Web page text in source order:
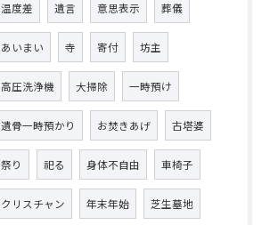
温度差 遺言 意思表示 葬儀
あいまい 寺 寄付 坊主
高圧洗浄機 大掃除 一時預け
遺骨一時預かり お焚きあげ 古塔婆
祭り 祀る 身体不自由 車椅子
クリスチャン 年末年始 芝生墓地